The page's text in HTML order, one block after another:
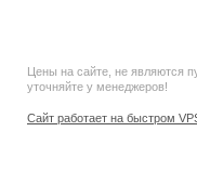
Цены на сайте, не являются
уточняйте у менеджеров!
Сайт работает на быстром